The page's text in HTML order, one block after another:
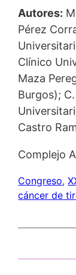
Autores:
Pérez
Clínico
Maza
Burgos);
Castro
Complejo
Congreso,
cáncer de